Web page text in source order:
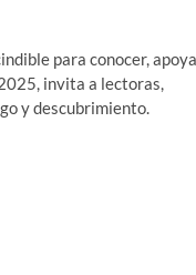
para conocer,
invita a lectoras,
y descubrimiento.